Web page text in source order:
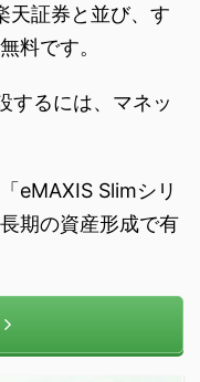
天証券と並び、す
料です。
するには、マネッ
eMAXIS Slimシリ
期の資産形成で有